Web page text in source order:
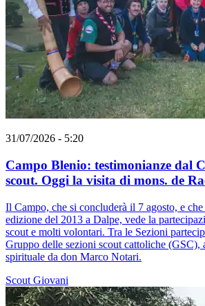
31/07/2026 - 5:20
Campo Blenio: testimonianze dal
scout. Oggi la visita di mons. de
Il Campo, che si concluderà il 7 agosto, e
edizione del 2013 a Dalpe, vede la
scout e molti volontari. Tra le Sezioni
Gruppo delle sezioni scout cattoliche (GSC),
spirituale da don Marco Notari.
Scout Giovani